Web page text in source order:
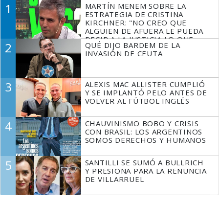
1
MARTÍN MENEM SOBRE LA
ESTRATEGIA DE CRISTINA
KIRCHNER: "NO CREO QUE
ALGUIEN DE AFUERA LE PUEDA
DECIR A LA JUSTICIA LO QUE
TIENE QUE HACER"
2
QUÉ DIJO BARDEM DE LA
INVASIÓN DE CEUTA
3
ALEXIS MAC ALLISTER CUMPLIÓ
Y SE IMPLANTÓ PELO ANTES DE
VOLVER AL FÚTBOL INGLÉS
4
CHAUVINISMO BOBO Y CRISIS
CON BRASIL: LOS ARGENTINOS
SOMOS DERECHOS Y HUMANOS
5
SANTILLI SE SUMÓ A BULLRICH
Y PRESIONA PARA LA RENUNCIA
DE VILLARRUEL